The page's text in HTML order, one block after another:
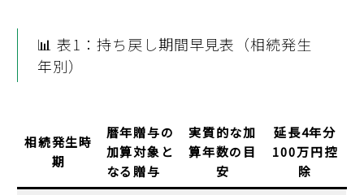
📊 表1：持ち戻し期間早見表（相続発生
年別）
相続発生時
期
暦年贈与の
加算対象と
なる贈与
実質的な加
算年数の目
安
延長4年分
100万円控
除